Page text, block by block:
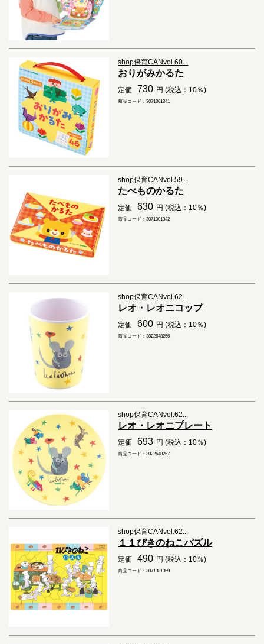
shop保育CANvol.60...
おりがみかるた
定価 730 円 (税込：10％)
商品コード：3071301341
shop保育CANvol.59...
たべものかるた
定価 630 円 (税込：10％)
商品コード：3071301342
shop保育CANvol.62...
レオ・レオニコップ
定価 600 円 (税込：10％)
商品コード：3022648256
shop保育CANvol.62...
レオ・レオニプレート
定価 693 円 (税込：10％)
商品コード：3022648257
shop保育CANvol.62...
１１ぴきのねこパズル
定価 490 円 (税込：10％)
商品コード：3071381359